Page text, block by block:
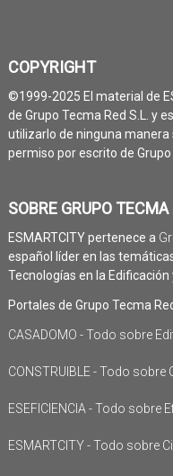
COPYRIGHT
©1999-2025 El material de
de Grupo Tecma Red S.L. y
utilizarlo de ninguna
permiso por escrito de Grupo
SOBRE GRUPO TECMA
ESMARTCITY pertenece a
español líder en las
Tecnologías en la Edificación
Portales de Grupo Tecma
CASADOMO - Todo sobre
CONSTRUIBLE - Todo
ESEFICIENCIA - Todo sobre
ESMARTCITY - Todo sobre